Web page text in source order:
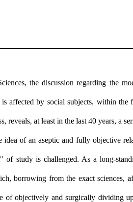
the discussion regarding the
affected by social subjects, within the
reveals, at least in the last 40 years, a
idea of an aseptic and fully objective
of study is challenged. As along-
borrowing from the exact sciences,
of objectively and surgically dividing